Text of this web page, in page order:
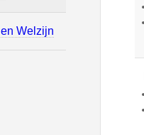
Welzijn